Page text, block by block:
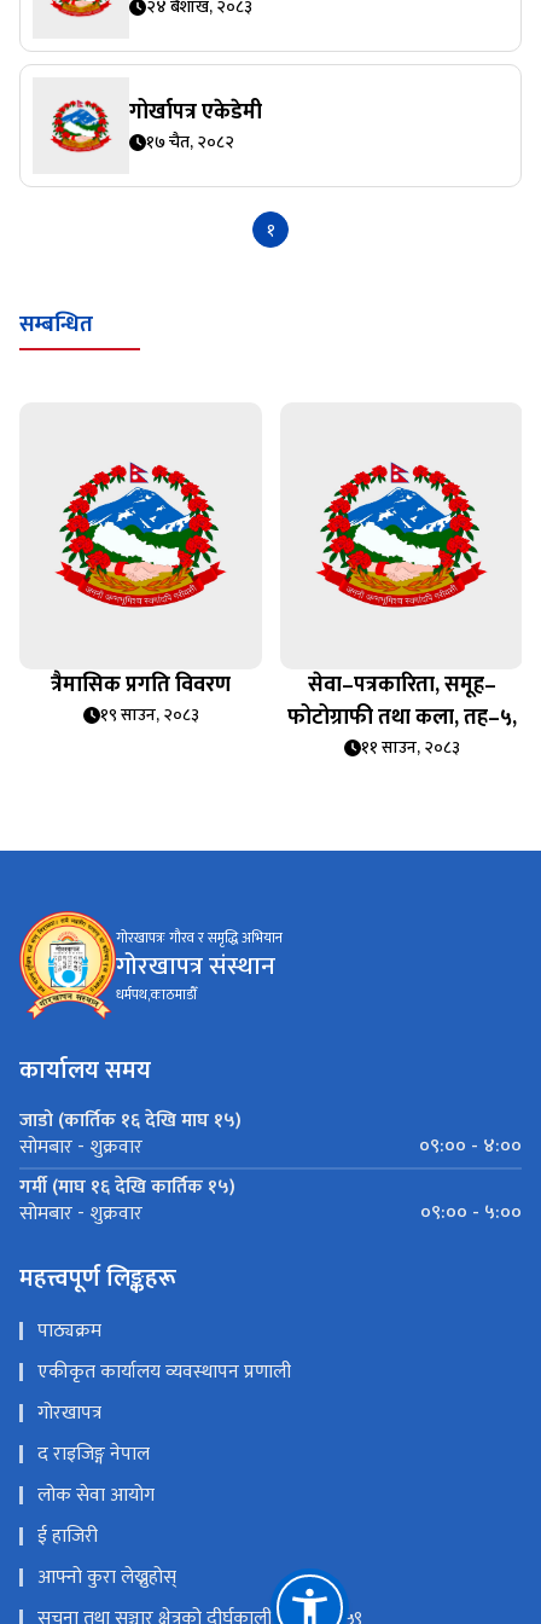
गोर्खापत्र एकेडेमी
१७ चैत, २०८२
१
सम्बन्धित
त्रैमासिक प्रगति विवरण
१९ साउन, २०८३
सेवा–पत्रकारिता, समूह–
फोटोग्राफी तथा कला, तह–५,
११ साउन, २०८३
गोरखापत्र संस्थान
धर्मपथ,काठमाडौँ
कार्यालय समय
जाडो (कार्तिक १६ देखि माघ १५)
सोमबार - शुक्रवार
०९:०० - ४:००
गर्मी (माघ १६ देखि कार्तिक १५)
सोमबार - शुक्रवार ०९:०० - ५:००
महत्त्वपूर्ण लिङ्कहरू
एकीकृत कार्यालय व्यवस्थापन प्रणाली
गोरखापत्र
द राइजिङ्ग नेपाल
लोक सेवा आयोग
ई हाजिरी
आफ्नो कुरा लेख्नुहोस्
सूचना तथा सञ्चार क्षेत्रको दीर्घकालीन नीति २०५९